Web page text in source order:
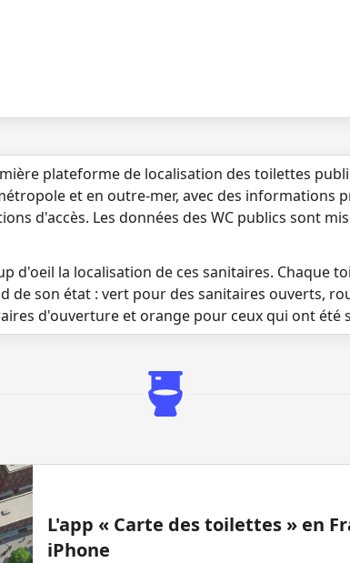
plateforme de localisation des toilettes
et en outre-mer, avec des informations
d'accès. Les données des WC publics sont
d'oeil la localisation de ces sanitaires. Chaque
de son état : vert pour des sanitaires ouverts,
d'ouverture et orange pour ceux qui ont été
L'app « Carte des toilettes » en
iPhone